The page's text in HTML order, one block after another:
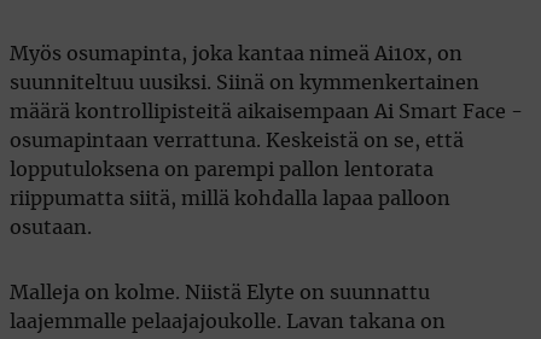
Myös osumapinta, joka kantaa nimeä Ai10x, on
suunniteltuu uusiksi. Siinä on kymmenkertainen
määrä kontrollipisteitä aikaisempaan Ai Smart Face -
osumapintaan verrattuna. Keskeistä on se, että
lopputuloksena on parempi pallon lentorata
riippumatta siitä, millä kohdalla lapaa palloon
osutaan.
Malleja on kolme. Niistä Elyte on suunnattu
laajemmalle pelaajajoukolle. Lavan takana on